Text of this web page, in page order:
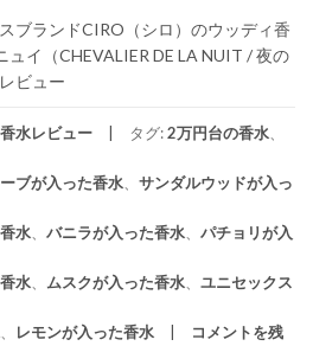
ブランドCIRO（シロ）のウッディ香
ュイ（CHEVALIER DE LA NUIT / 夜の
ビュー
香水レビュー タグ:2万円台の香水、
ブが入った香水、 サンダルウッドが入っ
水、 バニラが入った香水、 パチョリが入
水、 ムスクが入った香水、 ユニセックス
、 レモンが入った香水 コメントを残